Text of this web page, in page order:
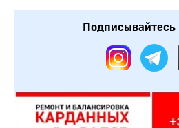
Подписывайтесь